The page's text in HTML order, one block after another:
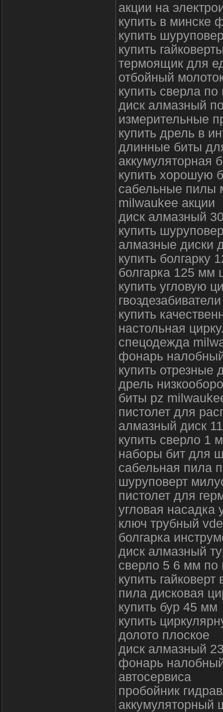
акции на
купить в минске
купить
купить
термоящик для
отбойный
купить сверла
диск алмазный
измерительные
купить дрель в
длинные биты
аккумуляторная
купить хорошую
сабельные пилы
milwaukee акции
диск алмазный
купить
алмазные диски
купить болгарку
болгарка 125 мм
купить угловую
купить
настольная
спецодежда
фонарь
купить отрезные
дрель
биты pz
пистолет для
алмазный диск
купить сверло 1
наборы бит для
сабельная пила
шуруповерт
пистолет для
угловая насадка
ключ трубный
болгарка
диск алмазный
сверло 5 6 мм по
купить гайковерт
пила дисковая
купить бур 45 мм
купить
долото плоское
диск алмазный
фонарь
автосервиса
пробойник
аккумуляторный